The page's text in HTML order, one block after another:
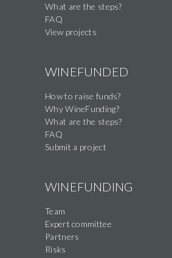
What are the steps?
FAQ
View projects
WINEFUNDED
How to raise funds?
Why WineFunding?
What are the steps?
FAQ
Submit a project
WINEFUNDING
Team
Expert committee
Partners
Risks